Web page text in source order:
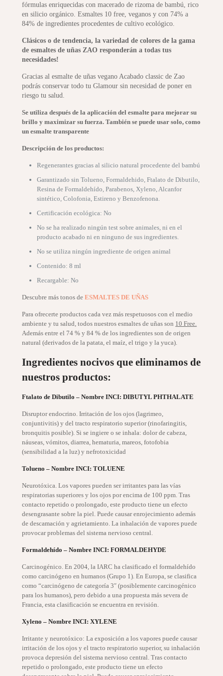
fórmulas enriquecidas con macerado de rizoma de bambú, rico
en silicio orgánico. Esmaltes 10 free, veganos y con 74% a
84% de ingredientes procedentes de cultivo ecológico.
Clásicos o de tendencia, la variedad de colores de la gama
de esmaltes de uñas ZAO responderán a todas tus
necesidades!
Gracias al esmalte de uñas vegano Acabado classic de Zao
podrás conservar todo tu Glamour sin necesidad de poner en
riesgo tu salud.
Se utiliza después de la aplicación del esmalte para mejorar su
brillo y maximizar su fuerza. También se puede usar solo, como
un esmalte transparente
Descripción de los productos:
Regenerantes gracias al silicio natural procedente del bambú
Garantizado sin Tolueno, Formaldehido, Ftalato de Dibutilo,
Resina de Formaldehído, Parabenos, Xyleno, Alcanfor
sintético, Colofonia, Estireno y Benzofenona.
Certificación ecológica: No
No se ha realizado ningún test sobre animales, ni en el
producto acabado ni en ninguno de sus ingredientes.
No se utiliza ningún ingrediente de origen animal
Contenido: 8 ml
Recargable: No
Descubre más tonos deESMALTES DE UÑAS
Para ofrecerte productos cada vez más respetuosos con el medio
ambiente y tu salud, todos nuestros esmaltes de uñas son 10 Free.
Además entre el 74 % y 84 % de los ingredientes son de origen
natural (derivados de la patata, el maíz, el trigo y la yuca).
Ingredientes nocivos que eliminamos de
nuestros productos:
Ftalato de Dibutilo – Nombre INCI: DIBUTYL PHTHALATE
Disruptor endocrino. Irritación de los ojos (lagrimeo,
conjuntivitis) y del tracto respiratorio superior (rinofaringitis,
bronquitis posible). Si se ingiere o se inhala: dolor de cabeza,
náuseas, vómitos, diarrea, hematuria, mareos, fotofobia
(sensibilidad a la luz) y nefrotoxicidad
Tolueno – Nombre INCI: TOLUENE
Neurotóxica. Los vapores pueden ser irritantes para las vías
respiratorias superiores y los ojos por encima de 100 ppm. Tras
contacto repetido o prolongado, este producto tiene un efecto
desengrasante sobre la piel. Puede causar enrojecimiento además
de descamación y agrietamiento. La inhalación de vapores puede
provocar problemas del sistema nervioso central.
Formaldehído – Nombre INCI: FORMALDEHYDE
Carcinogénico. En 2004, la IARC ha clasificado el formaldehído
como carcinógeno en humanos (Grupo 1). En Europa, se clasifica
como “carcinógeno de categoría 3″ (posiblemente carcinogénico
para los humanos), pero debido a una propuesta más severa de
Francia, esta clasificación se encuentra en revisión.
Xyleno – Nombre INCI: XYLENE
Irritante y neurotóxico: La exposición a los vapores puede causar
irritación de los ojos y el tracto respiratorio superior, su inhalación
provoca depresión del sistema nervioso central. Tras contacto
repetido o prolongado, este producto tiene un efecto